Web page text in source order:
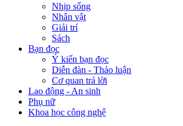
Nhịp sống
Nhân vật
Giải trí
Sách
Bạn đọc
Ý kiến bạn đọc
Diễn đàn - Thảo luận
Cơ quan trả lời
Lao động - An sinh
Phụ nữ
Khoa học công nghệ